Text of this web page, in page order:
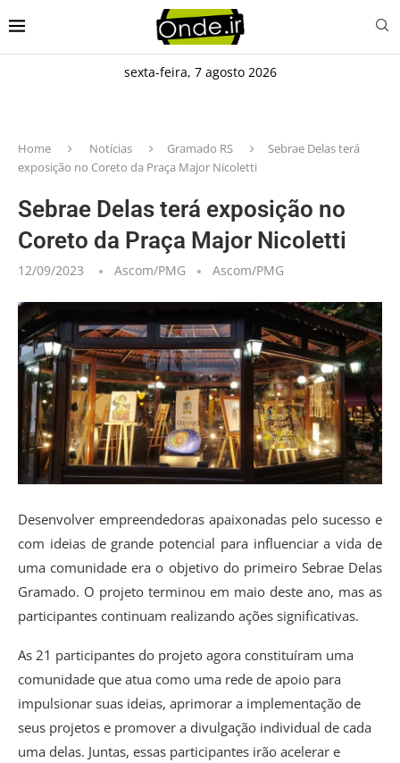
sexta-feira, 7 agosto 2026
Home Notícias Gramado RS
Sebrae Delas terá
exposição no Coreto da Praça Major Nicoletti
Sebrae Delas terá exposição no
Coreto da Praça Major Nicoletti
12/09/2023 Ascom/PMG Ascom/PMG
Desenvolver empreendedoras apaixonadas pelo sucesso e
com ideias de grande potencial para influenciar a vida de
uma comunidade era o objetivo do primeiro Sebrae Delas
Gramado. O projeto terminou em maio deste ano, mas as
participantes continuam realizando ações significativas.
As 21 participantes do projeto agora constituíram uma
comunidade que atua como uma rede de apoio para
impulsionar suas ideias, aprimorar a implementação de
seus projetos e promover a divulgação individual de cada
uma delas. Juntas, essas participantes irão acelerar e